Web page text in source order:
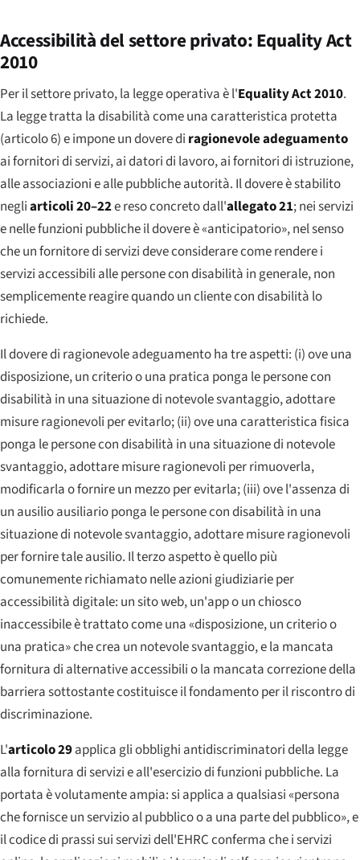
Accessibilità del settore privato: Equality Act
2010
Per il settore privato, la legge operativa è l'Equality Act 2010.
La legge tratta la disabilità come una caratteristica protetta
(articolo 6) e impone un dovere di ragionevole adeguamento
ai fornitori di servizi, ai datori di lavoro, ai fornitori di istruzione,
alle associazioni e alle pubbliche autorità. Il dovere è stabilito
negliarticoli 20–22e reso concreto dall'allegato 21; nei servizi
e nelle funzioni pubbliche il dovere è «anticipatorio», nel senso
che un fornitore di servizi deve considerare come rendere i
servizi accessibili alle persone con disabilità in generale, non
semplicemente reagire quando un cliente con disabilità lo
richiede.
Il dovere di ragionevole adeguamento ha tre aspetti: (i) ove una
disposizione, un criterio o una pratica ponga le persone con
disabilità in una situazione di notevole svantaggio, adottare
misure ragionevoli per evitarlo; (ii) ove una caratteristica fisica
ponga le persone con disabilità in una situazione di notevole
svantaggio, adottare misure ragionevoli per rimuoverla,
modificarla o fornire un mezzo per evitarla; (iii) ove l'assenza di
un ausilio ausiliario ponga le persone con disabilità in una
situazione di notevole svantaggio, adottare misure ragionevoli
per fornire tale ausilio. Il terzo aspetto è quello più
comunemente richiamato nelle azioni giudiziarie per
accessibilità digitale: un sito web, un'app o un chiosco
inaccessibile è trattato come una «disposizione, un criterio o
una pratica» che crea un notevole svantaggio, e la mancata
fornitura di alternative accessibili o la mancata correzione della
barriera sottostante costituisce il fondamento per il riscontro di
discriminazione.
L'articolo 29applica gli obblighi antidiscriminatori della legge
alla fornitura di servizi e all'esercizio di funzioni pubbliche. La
portata è volutamente ampia: si applica a qualsiasi «persona
che fornisce un servizio al pubblico o a una parte del pubblico», e
il codice di prassi sui servizi dell'EHRC conferma che i servizi